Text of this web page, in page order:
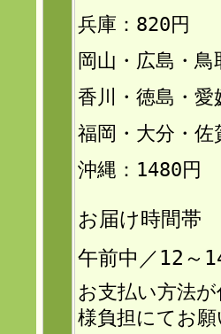
兵庫：820円
岡山・広島・
香川・徳島・
福岡・大分・
沖縄：1480円
お届け時間帯
午前中／12～
お支払い方法
様負担にてお